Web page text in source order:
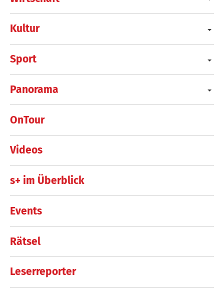
Kultur
Sport
Panorama
OnTour
Videos
s+ im Überblick
Events
Rätsel
Leserreporter